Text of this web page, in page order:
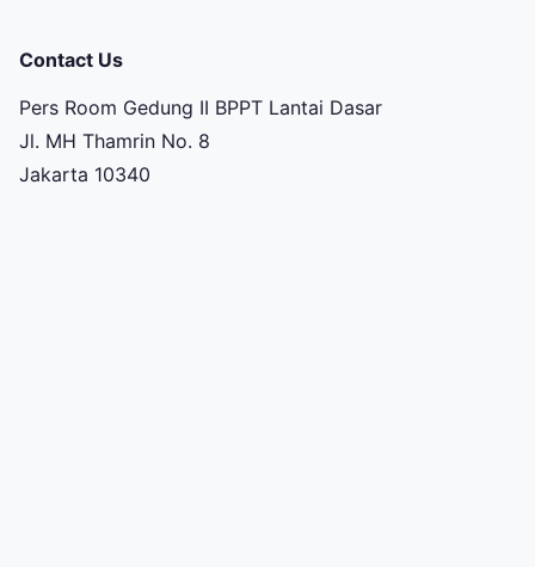
Contact Us
Pers Room Gedung II BPPT Lantai Dasar
Jl. MH Thamrin No. 8
Jakarta 10340